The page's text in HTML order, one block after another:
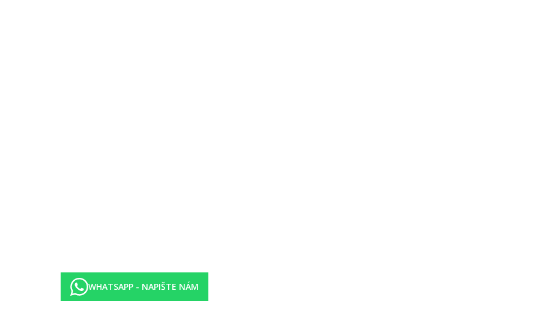
kolem Mariny (cca 200 m). Lehátka a slunečníky zdarma.
Selections nebo formou tříchodového set menu v italské a-la carte restauraci Porto Gina
nealkoholických nápojů
nebo formou tříchodového set menu v italské a-la carte restauraci Porto Gina
stanovených hotelem
WHATSAPP - NAPIŠTE NÁM